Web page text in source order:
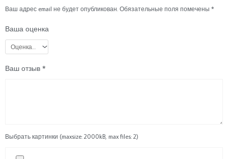
Ваш адрес email не будет опубликован. Обязательные поля помечены *
Ваша оценка
Ваш отзыв *
Выбрать картинки (maxsize: 2000kB, max files: 2)